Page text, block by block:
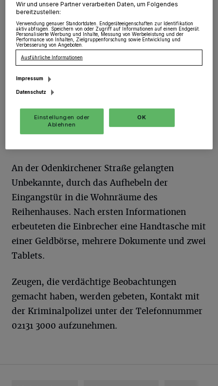
Wohnungseinbrecher von Freitag, 22.30 Uhr, auf
Samstag, 7 Uhr, unterwegs.
28.01.2019 , 14:54 Uhr
An der Odenkirchener Straße gelangten
Unbekannte, durch das Aufhebeln der
Eingangstür in die Wohnräume des
Reihenhauses. Nach ersten Informationen
erbeuteten die Einbrecher eine Handtasche mit
einer Geldbörse, mehrere Dokumente und zwei
Tablets.
Zeugen, die verdächtige Beobachtungen
gemacht haben, werden gebeten, Kontakt mit
der Kriminalpolizei unter der Telefonnummer
02131 3000 aufzunehmen.
Wir und unsere Partner verarbeiten Daten, um Folgendes
bereitzustellen:
Verwendung genauer Standortdaten. Endgeräteeigenschaften zur Identifikation
aktiv abfragen. Speichern von oder Zugriff auf Informationen auf einem Endgerät.
Personalisierte Werbung und Inhalte, Messung von Werbeleistung und der
Performance von Inhalten, Zielgruppenforschung sowie Entwicklung und
Verbesserung von Angeboten.
Ausführliche Informationen
Impressum
Datenschutz
Einstellungen oder
Ablehnen
OK